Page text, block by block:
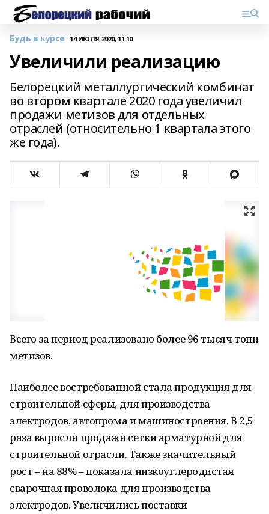
Будь в курсе 14 ИЮЛЯ 2020, 11:10
Увеличили реализацию
Белорецкий металлургический комбинат
во втором квартале 2020 года увеличил
продажи метизов для отдельных
отраслей (относительно 1 квартала этого
же года).
Всего за период реализовано более 96 тысяч тонн
метизов.
Наиболее востребованной стала продукция для
строительной сферы, для производства
электродов, автопрома и машиностроения. В 2,5
раза выросли продажи сетки арматурной для
строительной отрасли. Также значительный
рост – на 88% – показала низкоуглеродистая
сварочная проволока для производства
электродов. Увеличились поставки